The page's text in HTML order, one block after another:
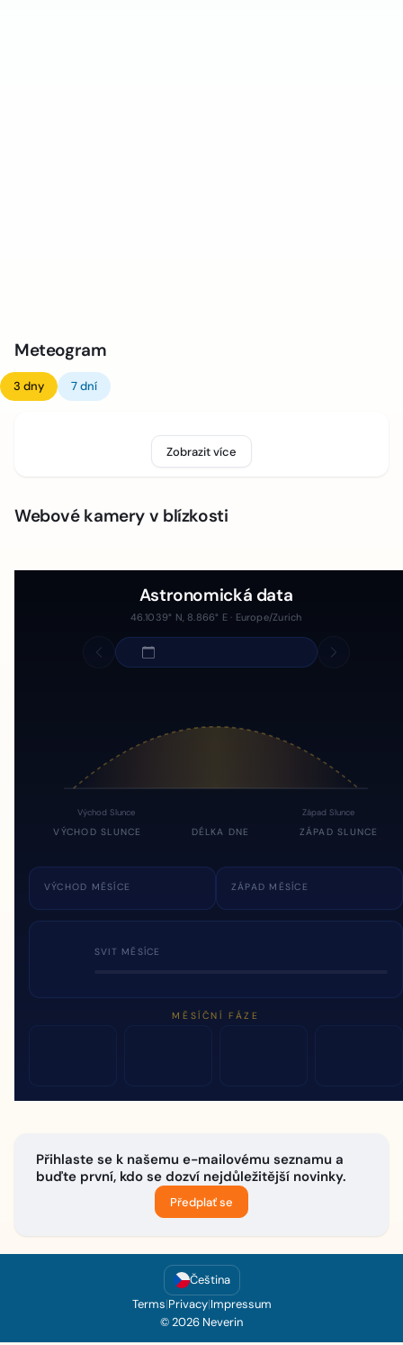
Meteogram
3 dny 7 dní
Zobrazit více
Webové kamery v blízkosti
Astronomická data
46.1039° N, 8.866° E · Europe/Zurich
Východ Slunce Západ Slunce
VÝCHOD SLUNCE DÉLKA DNE ZÁPAD SLUNCE
VÝCHOD MĚSÍCE ZÁPAD MĚSÍCE
SVIT MĚSÍCE
MĚSÍČNÍ FÁZE
Přihlaste se k našemu e-mailovému seznamu a
buďte první, kdo se dozví nejdůležitější novinky.
Předplať se
Čeština
Terms|Privacy|Impressum
© 2026 Neverin